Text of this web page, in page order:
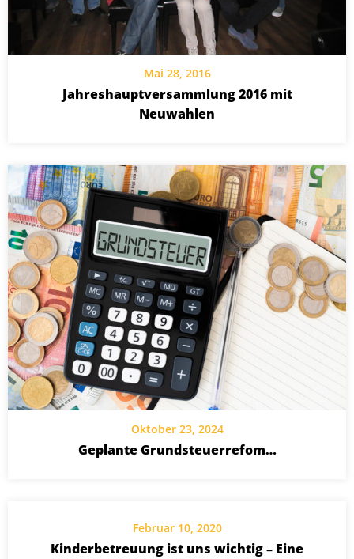
Mai 28, 2016
Jahreshauptversammlung 2016 mit
Neuwahlen
Oktober 23, 2024
Geplante Grundsteuerrefom…
Februar 10, 2020
Kinderbetreuung ist uns wichtig – Eine